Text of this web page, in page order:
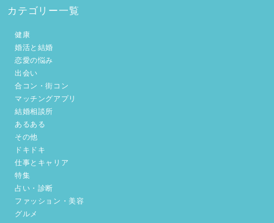
カテゴリー一覧
健康
婚活と結婚
恋愛の悩み
出会い
合コン・街コン
マッチングアプリ
結婚相談所
あるある
その他
ドキドキ
仕事とキャリア
特集
占い・診断
ファッション・美容
グルメ